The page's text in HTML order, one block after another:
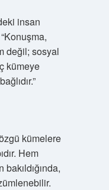
insan
değil; sosyal
kümeye
kümelere
Hem